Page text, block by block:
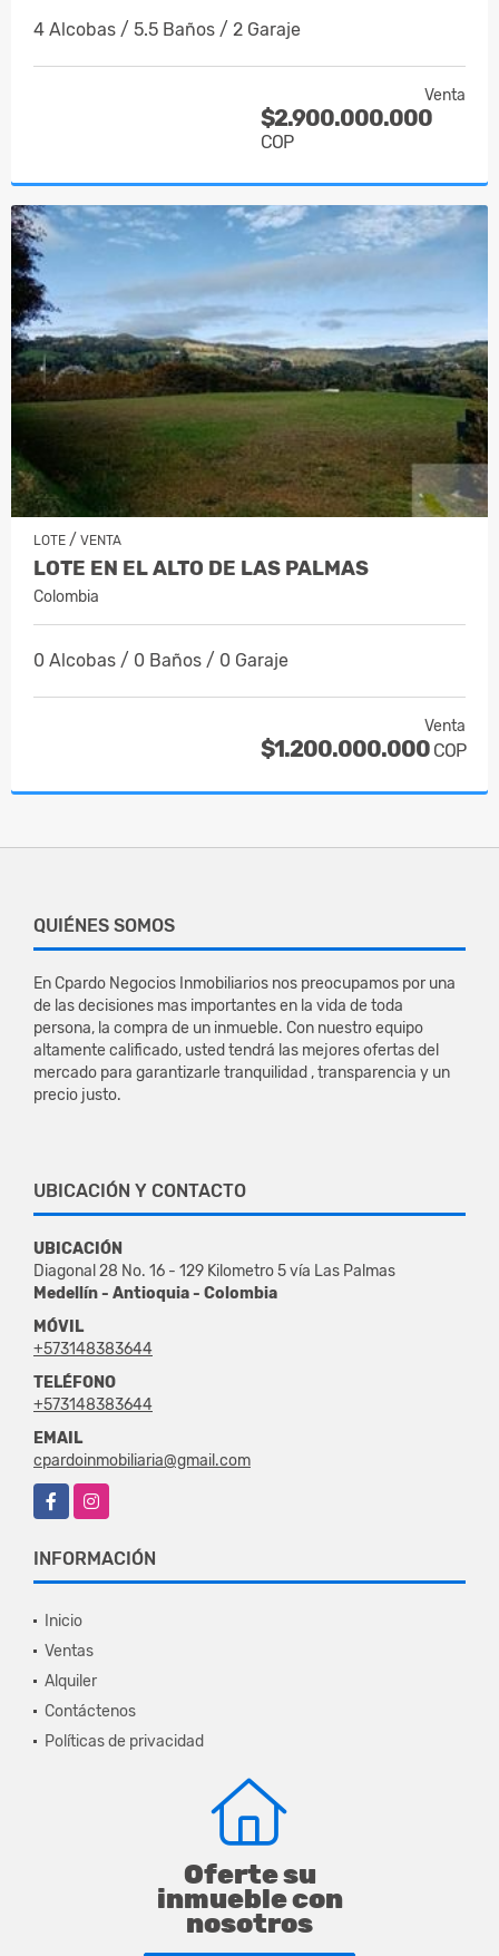
4 Alcobas / 5.5 Baños / 2 Garaje
Venta
$2.900.000.000
COP
LOTE / VENTA
LOTE EN EL ALTO DE LAS PALMAS
Colombia
0 Alcobas / 0 Baños / 0 Garaje
Venta
$1.200.000.000 COP
QUIÉNES SOMOS
En Cpardo Negocios Inmobiliarios nos preocupamos por una
de las decisiones mas importantes en la vida de toda
persona, la compra de un inmueble. Con nuestro equipo
altamente calificado, usted tendrá las mejores ofertas del
mercado para garantizarle tranquilidad , transparencia y un
precio justo.
UBICACIÓN Y CONTACTO
UBICACIÓN
Diagonal 28 No. 16 - 129 Kilometro 5 vía Las Palmas
Medellín - Antioquia - Colombia
MÓVIL
+573148383644
TELÉFONO
+573148383644
EMAIL
cpardoinmobiliaria@gmail.com
FacebookInstagram
INFORMACIÓN
Inicio
Ventas
Alquiler
Contáctenos
Políticas de privacidad
Oferte su
inmueble con
nosotros